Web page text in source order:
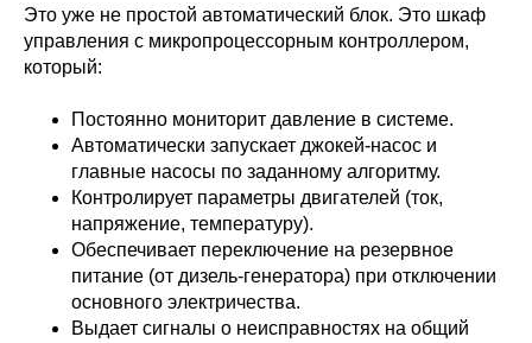
Это уже не простой автоматический блок. Это шкаф
управления с микропроцессорным контроллером,
который:
Постоянно мониторит давление в системе.
Автоматически запускает джокей-насос и
главные насосы по заданному алгоритму.
Контролирует параметры двигателей (ток,
напряжение, температуру).
Обеспечивает переключение на резервное
питание (от дизель-генератора) при отключении
основного электричества.
Выдает сигналы о неисправностях на общий